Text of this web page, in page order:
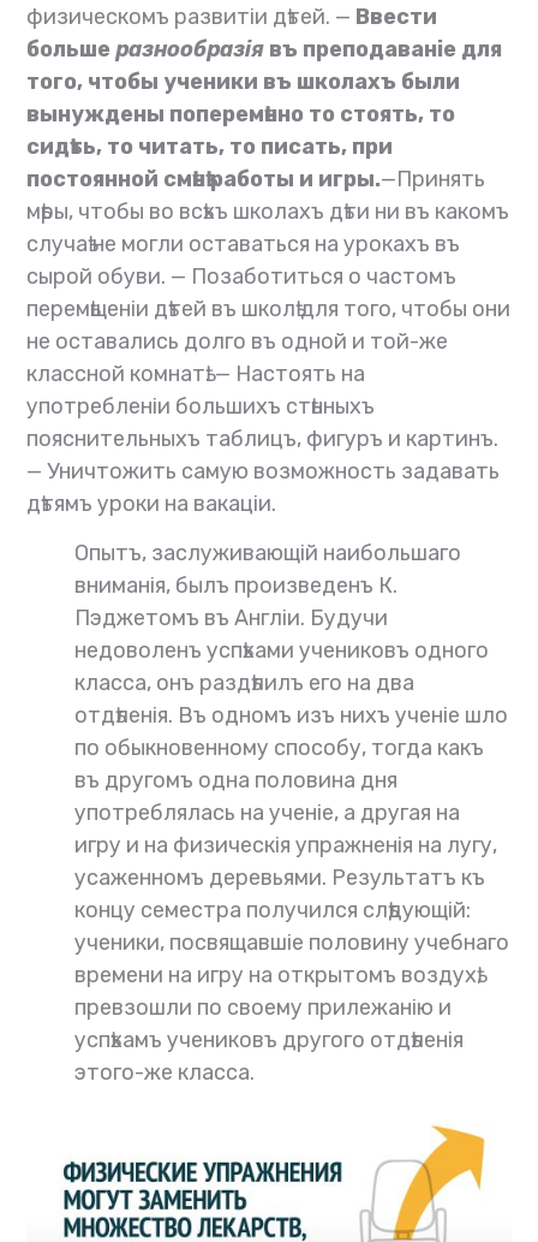
физическомъ развитіи дѣтей. — Ввести
большеразнообразія въ преподаваніе для
того, чтобы ученики въ школахъ были
вынуждены поперемѣнно то стоять, то
сидѣть, то читать, то писать, при
постоянной смѣнѣ работы и игры.—Принять
мѣры, чтобы во всѣхъ школахъ дѣти ни въ какомъ
случаѣ не могли оставаться на урокахъ въ
сырой обуви. — Позаботиться о частомъ
перемѣщеніи дѣтей въ школѣ для того, чтобы они
не оставались долго въ одной и той-же
классной комнатѣ. — Настоять на
употребленіи большихъ стѣнныхъ
пояснительныхъ таблицъ, фигуръ и картинъ.
— Уничтожить самую возможность задавать
дѣтямъ уроки на вакаціи.
Опытъ, заслуживающій наибольшаго
вниманія, былъ произведенъ К.
Пэджетомъ въ Англіи. Будучи
недоволенъ успѣхами учениковъ одного
класса, онъ раздѣлилъ его на два
отдѣленія. Въ одномъ изъ нихъ ученіе шло
по обыкновенному способу, тогда какъ
въ другомъ одна половина дня
употреблялась на ученіе, а другая на
игру и на физическія упражненія на лугу,
усаженномъ деревьями. Результатъ къ
концу семестра получился слѣдующій:
ученики, посвящавшіе половину учебнаго
времени на игру на открытомъ воздухѣ,
превзошли по своему прилежанію и
успѣхамъ учениковъ другого отдѣленія
этого-же класса.